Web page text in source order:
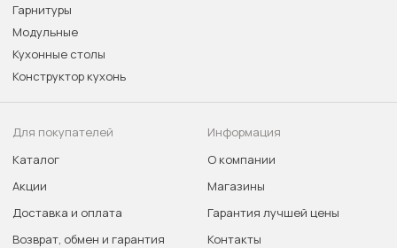
Гарнитуры
Модульные
Кухонные столы
Конструктор кухонь
Для покупателей
Каталог
Акции
Доставка и оплата
Возврат, обмен и гарантия
Информация
О компании
Магазины
Гарантия лучшей цены
Контакты